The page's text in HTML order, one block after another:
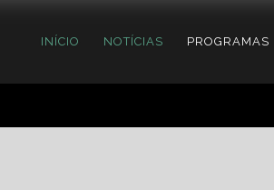
INÍCIO NOTÍCIAS PROGRAMAS